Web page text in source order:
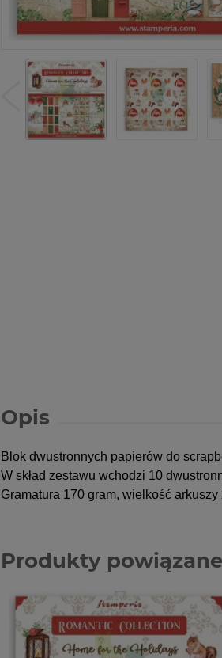
Opis
Blok dwustronnych papierów do
W skład zestawu wchodzi 10
Gramatura 170 gram, wielkość arkuszy
Produkty powiązane